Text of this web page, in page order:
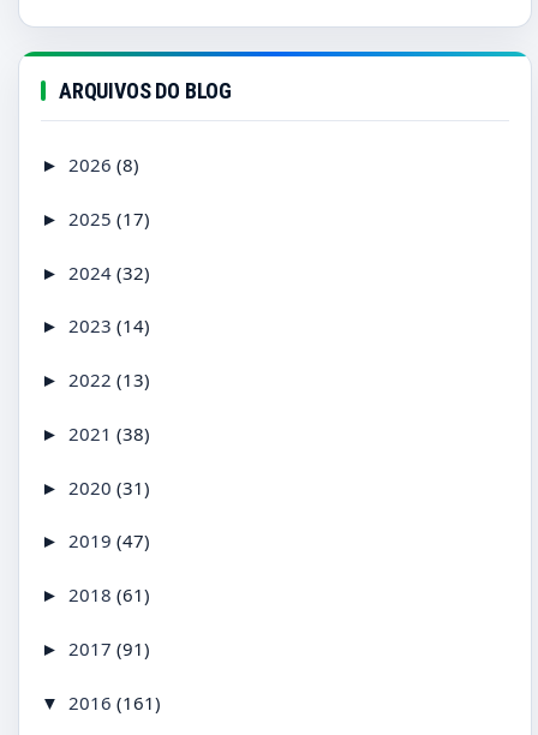
ARQUIVOS DO BLOG
► 2026 (8)
► 2025 (17)
► 2024 (32)
► 2023 (14)
► 2022 (13)
► 2021 (38)
► 2020 (31)
► 2019 (47)
► 2018 (61)
► 2017 (91)
▼ 2016 (161)